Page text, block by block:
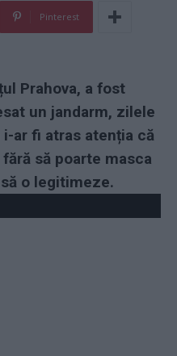
Pinterest
Prahova, a fost
un jandarm, zilele
ar fi atras atenția că
să poarte masca
o legitimeze.